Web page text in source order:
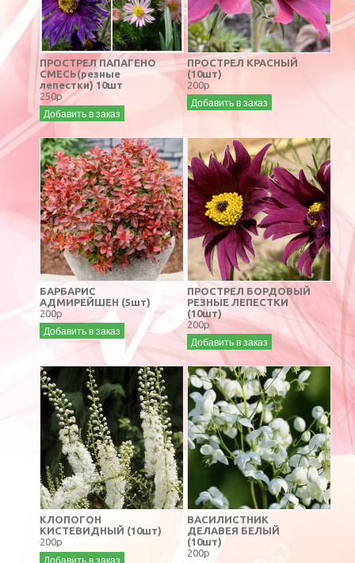
ПРОСТРЕЛ ПАПАГЕНО
СМЕСЬ(резные
лепестки) 10шт
250р
Добавить в заказ
ПРОСТРЕЛ КРАСНЫЙ
(10шт)
200р
Добавить в заказ
БАРБАРИС
АДМИРЕЙШЕН (5шт)
200р
Добавить в заказ
ПРОСТРЕЛ БОРДОВЫЙ
РЕЗНЫЕ ЛЕПЕСТКИ
(10шт)
200р
Добавить в заказ
КЛОПОГОН
КИСТЕВИДНЫЙ (10шт)
200р
Добавить в заказ
ВАСИЛИСТНИК
ДЕЛАВЕЯ БЕЛЫЙ
(10шт)
200р